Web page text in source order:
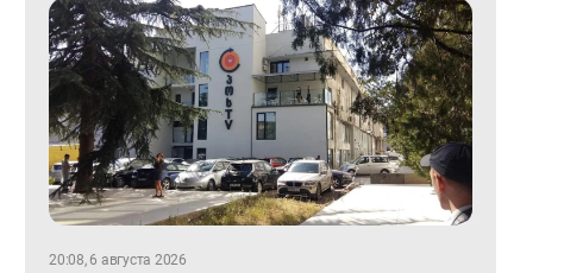
20:08, 6 августа 2026